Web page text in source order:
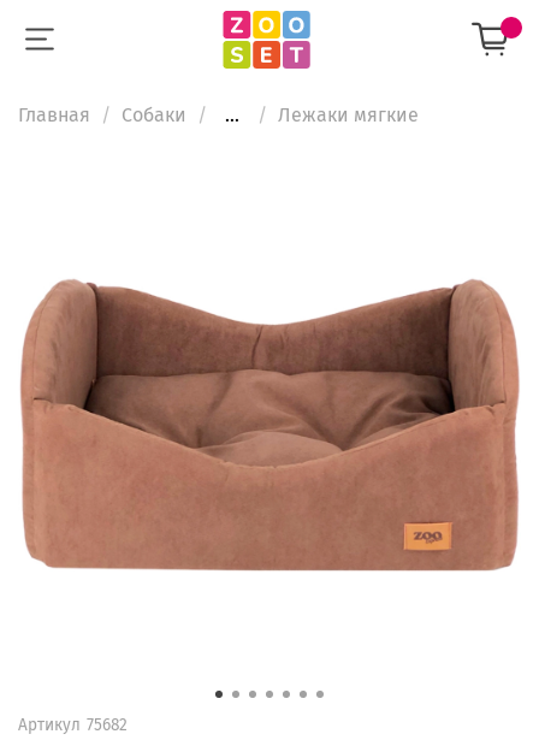
Главная Собаки ... Лежаки мягкие
Артикул 75682